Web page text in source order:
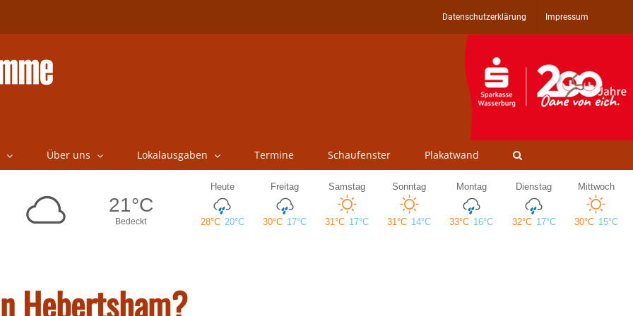
Datenschutzerklärung Impressum
Über uns Lokalausgaben Termine Schaufenster Plakatwand
Hebertsham?